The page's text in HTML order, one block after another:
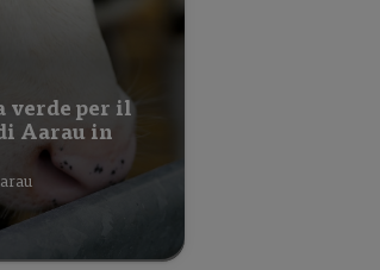
verde per il
Aarau in